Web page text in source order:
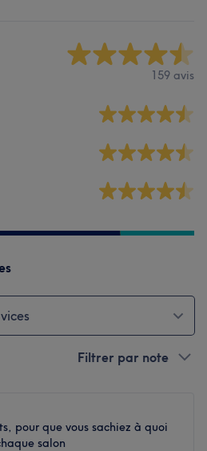
159 avis
Filtrer par note
pour que vous sachiez à quoi
salon